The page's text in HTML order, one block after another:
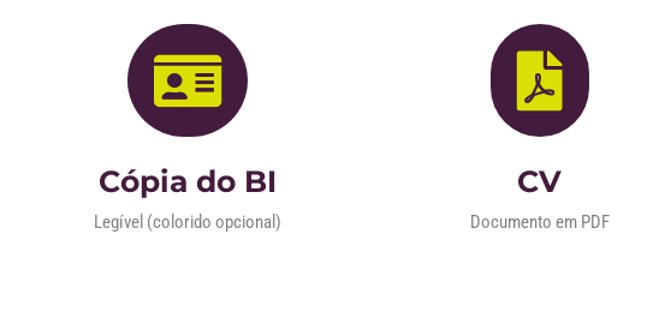
Cópia do BI
Legível (colorido opcional)
CV
Documento em PDF